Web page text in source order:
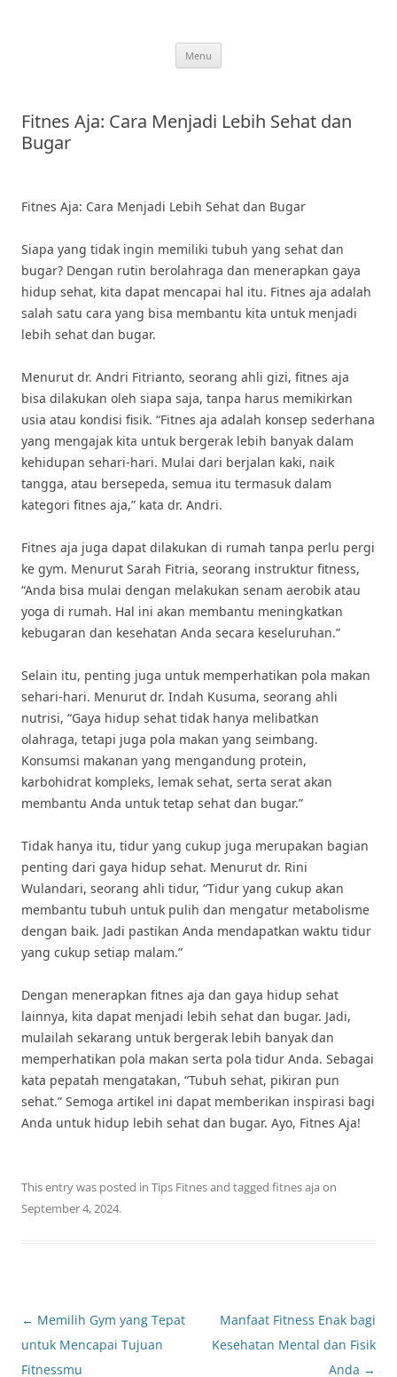
Menu
Fitnes Aja: Cara Menjadi Lebih Sehat dan
Bugar
Fitnes Aja: Cara Menjadi Lebih Sehat dan Bugar
Siapa yang tidak ingin memiliki tubuh yang sehat dan
bugar? Dengan rutin berolahraga dan menerapkan gaya
hidup sehat, kita dapat mencapai hal itu. Fitnes aja adalah
salah satu cara yang bisa membantu kita untuk menjadi
lebih sehat dan bugar.
Menurut dr. Andri Fitrianto, seorang ahli gizi, fitnes aja
bisa dilakukan oleh siapa saja, tanpa harus memikirkan
usia atau kondisi fisik. “Fitnes aja adalah konsep sederhana
yang mengajak kita untuk bergerak lebih banyak dalam
kehidupan sehari-hari. Mulai dari berjalan kaki, naik
tangga, atau bersepeda, semua itu termasuk dalam
kategori fitnes aja,” kata dr. Andri.
Fitnes aja juga dapat dilakukan di rumah tanpa perlu pergi
ke gym. Menurut Sarah Fitria, seorang instruktur fitness,
“Anda bisa mulai dengan melakukan senam aerobik atau
yoga di rumah. Hal ini akan membantu meningkatkan
kebugaran dan kesehatan Anda secara keseluruhan.”
Selain itu, penting juga untuk memperhatikan pola makan
sehari-hari. Menurut dr. Indah Kusuma, seorang ahli
nutrisi, “Gaya hidup sehat tidak hanya melibatkan
olahraga, tetapi juga pola makan yang seimbang.
Konsumsi makanan yang mengandung protein,
karbohidrat kompleks, lemak sehat, serta serat akan
membantu Anda untuk tetap sehat dan bugar.”
Tidak hanya itu, tidur yang cukup juga merupakan bagian
penting dari gaya hidup sehat. Menurut dr. Rini
Wulandari, seorang ahli tidur, “Tidur yang cukup akan
membantu tubuh untuk pulih dan mengatur metabolisme
dengan baik. Jadi pastikan Anda mendapatkan waktu tidur
yang cukup setiap malam.”
Dengan menerapkan fitnes aja dan gaya hidup sehat
lainnya, kita dapat menjadi lebih sehat dan bugar. Jadi,
mulailah sekarang untuk bergerak lebih banyak dan
memperhatikan pola makan serta pola tidur Anda. Sebagai
kata pepatah mengatakan, “Tubuh sehat, pikiran pun
sehat.” Semoga artikel ini dapat memberikan inspirasi bagi
Anda untuk hidup lebih sehat dan bugar. Ayo, Fitnes Aja!
This entry was posted in Tips Fitnesand tagged fitnes aja on
September 4, 2024.
Post
navigation
← Memilih Gym yang Tepat
untuk Mencapai Tujuan
Fitnessmu
Manfaat Fitness Enak bagi
Kesehatan Mental dan Fisik
Anda →